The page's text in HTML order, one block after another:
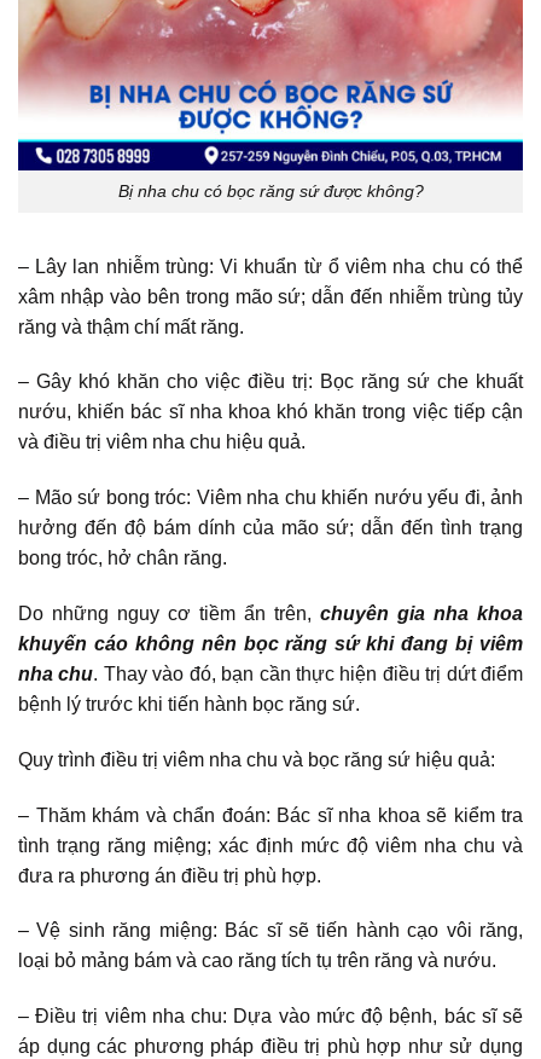
Bị nha chu có bọc răng sứ được không?
– Lây lan nhiễm trùng: Vi khuẩn từ ổ viêm nha chu có thể
xâm nhập vào bên trong mão sứ; dẫn đến nhiễm trùng tủy
răng và thậm chí mất răng.
– Gây khó khăn cho việc điều trị: Bọc răng sứ che khuất
nướu, khiến bác sĩ nha khoa khó khăn trong việc tiếp cận
và điều trị viêm nha chu hiệu quả.
– Mão sứ bong tróc: Viêm nha chu khiến nướu yếu đi, ảnh
hưởng đến độ bám dính của mão sứ; dẫn đến tình trạng
bong tróc, hở chân răng.
Do những nguy cơ tiềm ẩn trên, chuyên gia nha khoa
khuyến cáo không nên bọc răng sứ khi đang bị viêm
nha chu. Thay vào đó, bạn cần thực hiện điều trị dứt điểm
bệnh lý trước khi tiến hành bọc răng sứ.
Quy trình điều trị viêm nha chu và bọc răng sứ hiệu quả:
– Thăm khám và chẩn đoán: Bác sĩ nha khoa sẽ kiểm tra
tình trạng răng miệng; xác định mức độ viêm nha chu và
đưa ra phương án điều trị phù hợp.
– Vệ sinh răng miệng: Bác sĩ sẽ tiến hành cạo vôi răng,
loại bỏ mảng bám và cao răng tích tụ trên răng và nướu.
– Điều trị viêm nha chu: Dựa vào mức độ bệnh, bác sĩ sẽ
áp dụng các phương pháp điều trị phù hợp như sử dụng